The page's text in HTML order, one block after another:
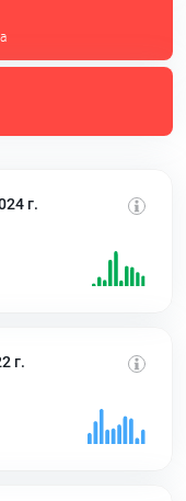
г.
г.